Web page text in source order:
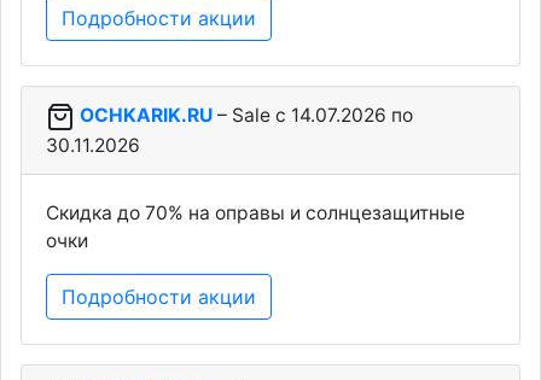
Подробности акции
OCHKARIK.RU – Sale c 14.07.2026 по
30.11.2026
Скидка до 70% на оправы и солнцезащитные
очки
Подробности акции